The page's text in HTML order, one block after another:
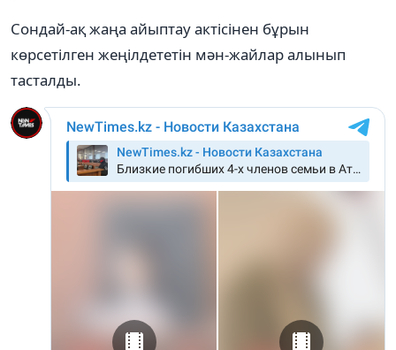
Сондай-ақ жаңа айыптау актісінен бұрын
көрсетілген жеңілдететін мән-жайлар алынып
тасталды.